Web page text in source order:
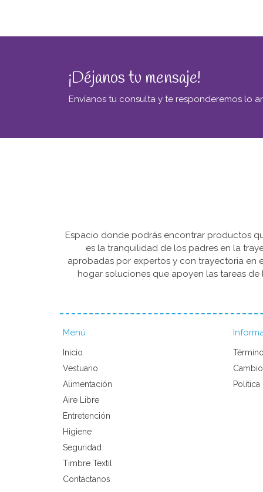
¡Déjanos tu mensaje!
Envíanos tu consulta y te responderemos lo
Espacio donde podrás encontrar productos
es la tranquilidad de los padres en la
aprobadas por expertos y con trayectoria en
hogar soluciones que apoyen las tareas
Menú
Inicio
Vestuario
Alimentación
Aire Libre
Entretención
Higiene
Seguridad
Timbre Textil
Contáctanos
Política